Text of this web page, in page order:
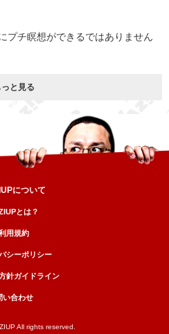
プチ瞑想ができるではありません
っと見る
について
とは？
用規約
シーポリシー
針ガイドライン
い合わせ
All rights reserved.